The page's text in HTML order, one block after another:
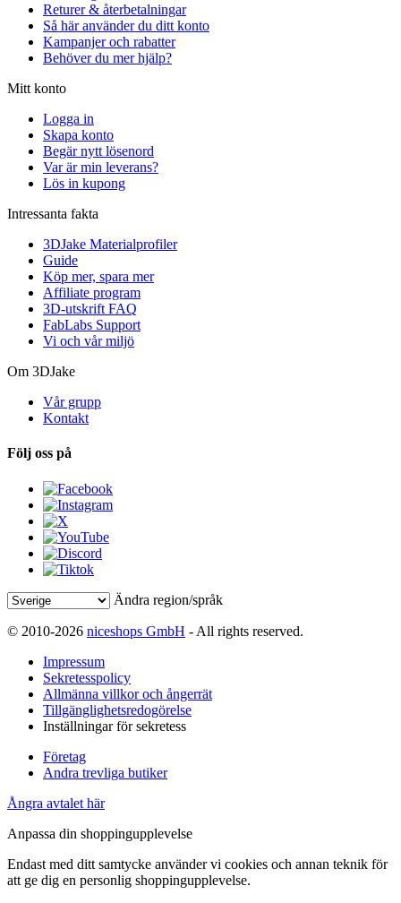
Returer & återbetalningar
Så här använder du ditt konto
Kampanjer och rabatter
Behöver du mer hjälp?
Mitt konto
Logga in
Skapa konto
Begär nytt lösenord
Var är min leverans?
Lös in kupong
Intressanta fakta
3DJake Materialprofiler
Guide
Köp mer, spara mer
Affiliate program
3D-utskrift FAQ
FabLabs Support
Vi och vår miljö
Om 3DJake
Vår grupp
Kontakt
Följ oss på
Ändra region/språk
© 2010-2026 niceshops GmbH - All rights reserved.
Impressum
Sekretesspolicy
Allmänna villkor och ångerrät
Tillgänglighetsredogörelse
Inställningar för sekretess
Företag
Andra trevliga butiker
Ångra avtalet här
Anpassa din shoppingupplevelse
Endast med ditt samtycke använder vi cookies och annan teknik för
att ge dig en personlig shoppingupplevelse.